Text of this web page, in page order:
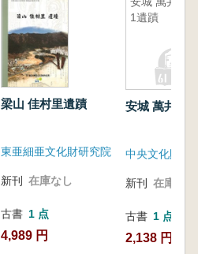
梁山 佳村里遺蹟
東亜細亜文化財研究院
新刊 在庫なし
古書 1 点
4,989 円
1遺蹟
安城 萬井里1
中央文化財研
新刊 在庫なし
古書 1 点
2,138 円